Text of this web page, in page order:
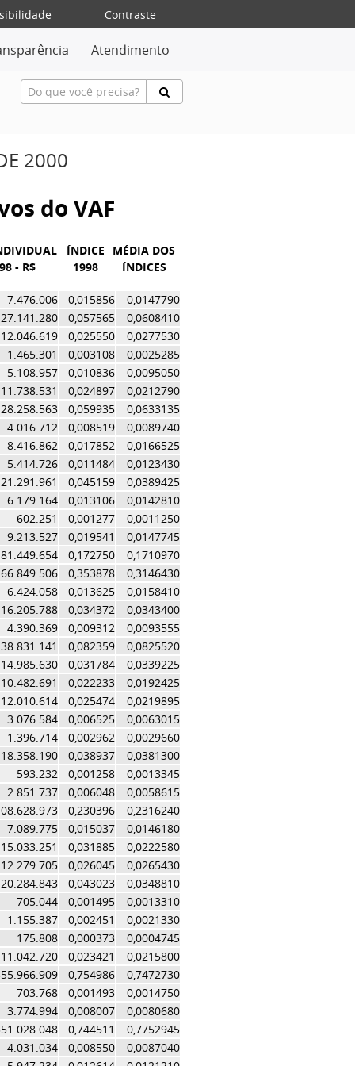
Contraste
Atendimento
2000
do VAF
- R$
ÍNDICE
1998
MÉDIA DOS
ÍNDICES
7.476.006 0,015856
0,0147790
27.141.280
0,057565
0,0608410
12.046.619
0,025550
0,0277530
1.465.301
0,003108
0,0025285
5.108.957
0,010836
0,0095050
11.738.531
0,024897
0,0212790
28.258.563
0,059935
0,0633135
4.016.712
0,008519
0,0089740
8.416.862
0,017852
0,0166525
5.414.726
0,011484
0,0123430
21.291.961
0,045159
0,0389425
6.179.164
0,013106
0,0142810
602.251
0,001277
0,0011250
9.213.527
0,019541
0,0147745
81.449.654
0,172750
0,1710970
0,353878
0,3146430
6.424.058
0,013625
0,0158410
16.205.788
0,034372
0,0343400
4.390.369
0,009312
0,0093555
38.831.141
0,082359
0,0825520
14.985.630
0,031784
0,0339225
10.482.691
0,022233
0,0192425
12.010.614
0,025474
0,0219895
3.076.584
0,006525
0,0063015
1.396.714
0,002962
0,0029660
18.358.190
0,038937
0,0381300
593.232
0,001258
0,0013345
2.851.737
0,006048
0,0058615
0,230396
0,2316240
7.089.775
0,015037
0,0146180
15.033.251
0,031885
0,0222580
12.279.705
0,026045
0,0265430
20.284.843
0,043023
0,0348810
705.044
0,001495
0,0013310
1.155.387
0,002451
0,0021330
175.808
0,000373
0,0004745
11.042.720
0,023421
0,0215800
0,754986
0,7472730
703.768
0,001493
0,0014750
3.774.994
0,008007
0,0080680
0,744511
0,7752945
4.031.034
0,008550
0,0087040